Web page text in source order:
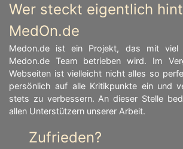
Wer steckt eigentlich
MedOn.de
Medon.de ist ein Projekt, das mit viel
Medon.de Team betrieben wird. Im
Webseiten ist vielleicht nicht alles so
persönlich auf alle Kritikpunkte ein und
stets zu verbessern. An dieser Stelle
allen Unterstützern unserer Arbeit.
Zufrieden?